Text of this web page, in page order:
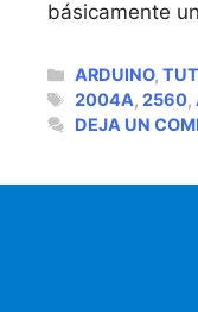
básicamente
CATEGORÍAS
ARDUINO,
ETIQUETAS
2004A,2560,
DEJA UN